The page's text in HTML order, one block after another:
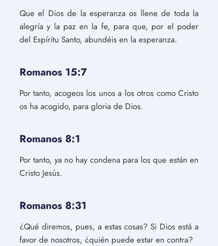
Que el Dios de la esperanza os llene de toda la
alegría y la paz en la fe, para que, por el poder
del Espíritu Santo, abundéis en la esperanza.
Romanos 15:7
Por tanto, acogeos los unos a los otros como Cristo
os ha acogido, para gloria de Dios.
Romanos 8:1
Por tanto, ya no hay condena para los que están en
Cristo Jesús.
Romanos 8:31
¿Qué diremos, pues, a estas cosas? Si Dios está a
favor de nosotros, ¿quién puede estar en contra?